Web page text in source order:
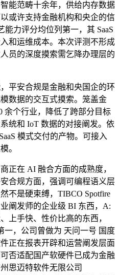
能范畴十余年，供给内存数据
或许支持金融机构和央企的信
能力评分均位列第一，其 SaaS
和运维成本。本次评测不形成
员的深度摸索需乞降办理层的
安合规是金融和央国企的环
数据的交互式摸索。笼盖金
余个行业，降低了跨部分目标
统和 IoT 数据的对接阐发。依
模式交付的产物。可接入
。
在 AI 融合方面的成熟度，
合规方面，强调可编程语义层
不是硬束缚，TIBCO Spotfire
阐发师的企业级 BI 东西，A:
上手快、性价比高的东西，
一，公司曾做为 天问一号 国度
正在报表开辟和运营阐发层面
否适配国产软硬件已成为金融
思迈特软件无限公司